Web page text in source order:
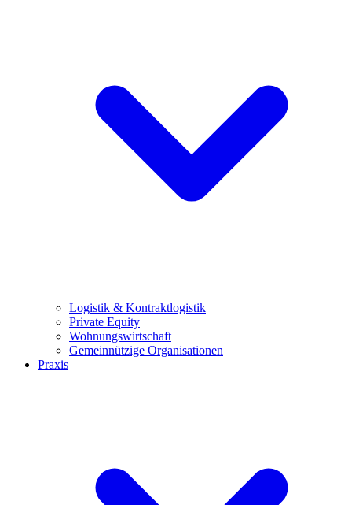
Logistik & Kontraktlogistik
Private Equity
Wohnungswirtschaft
Gemeinnützige Organisationen
Praxis